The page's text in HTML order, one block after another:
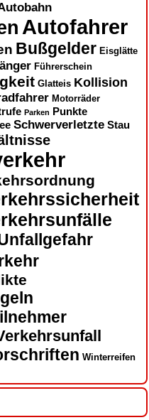
Autofahrer
Bußgelder Eisglätte
Führerschein
Glatteis Kollision
Motorräder
Parken Punkte
Schwerverletzte Stau
Winterreifen